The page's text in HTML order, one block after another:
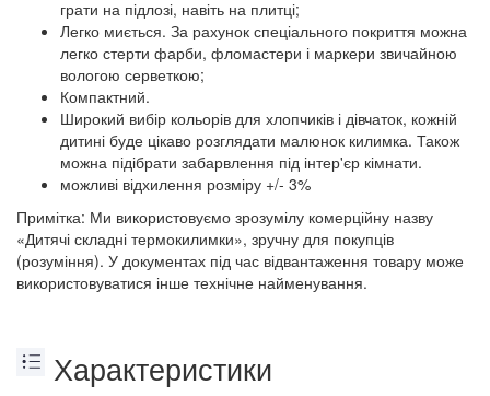
грати на підлозі, навіть на плитці;
Легко миється. За рахунок спеціального покриття можна
легко стерти фарби, фломастери і маркери звичайною
вологою серветкою;
Компактний.
Широкий вибір кольорів для хлопчиків і дівчаток, кожній
дитині буде цікаво розглядати малюнок килимка. Також
можна підібрати забарвлення під інтер'єр кімнати.
можливі відхилення розміру +/- 3%
Примітка: Ми використовуємо зрозумілу комерційну назву
«Дитячі складні термокилимки», зручну для покупців
(розуміння). У документах під час відвантаження товару може
використовуватися інше технічне найменування.
Характеристики